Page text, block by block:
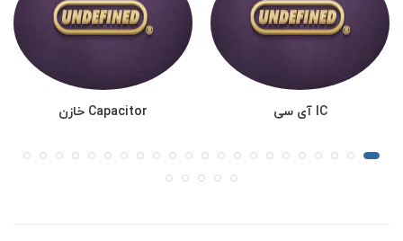
IC آی سی Capacitor خازن